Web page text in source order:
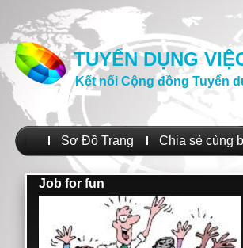
TUYỂN DỤNG
Kết nối Cộng đồng Tuyển
Sơ Đồ Trang Chia sẻ cùng
Job for fun